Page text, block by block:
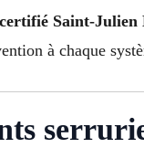
Saint-Julien
à chaque